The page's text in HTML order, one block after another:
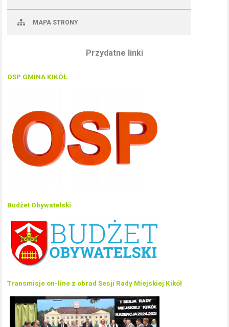
MAPA STRONY
Przydatne linki
OSP GMINA KIKÓŁ
Budżet Obywatelski
Transmisje on-line z obrad Sesji Rady Miejskiej Kikół